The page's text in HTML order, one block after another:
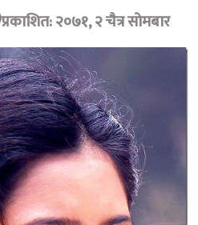
प्रकाशित: २०७१, २ चैत्र सोमबार